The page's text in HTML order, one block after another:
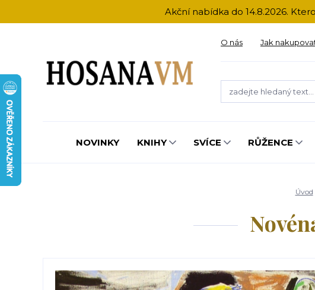
Akční nabídka do 14.8.2026.
O nás Jak
NOVINKY KNIHY SVÍCE RŮŽENCE
Úvod